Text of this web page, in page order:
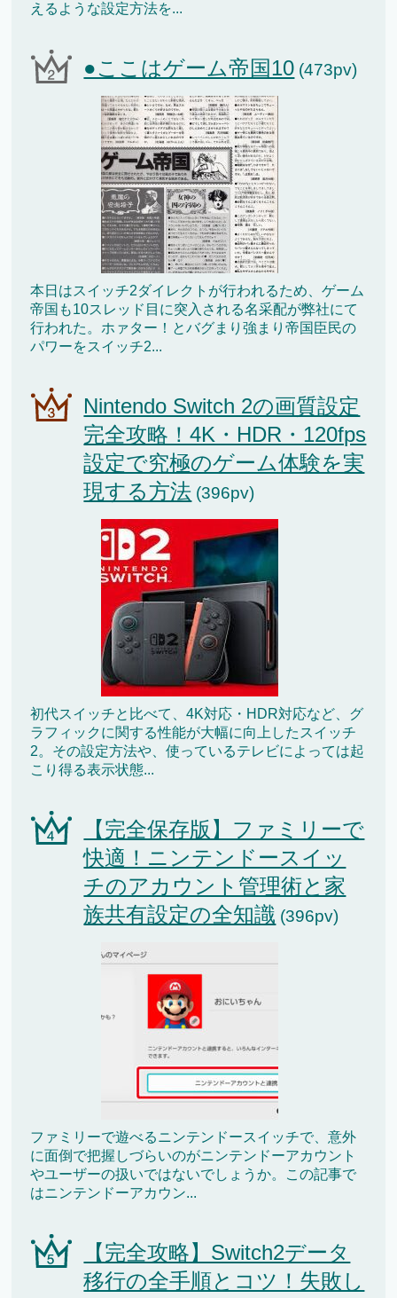
えるような設定方法を...
●ここはゲーム帝国10 (473pv)
本日はスイッチ2ダイレクトが行われるため、ゲーム
帝国も10スレッド目に突入される名采配が弊社にて
行われた。ホァター！とバグまり強まり帝国臣民の
パワーをスイッチ2...
Nintendo Switch 2の画質設定
完全攻略！4K・HDR・120fps
設定で究極のゲーム体験を実
現する方法 (396pv)
初代スイッチと比べて、4K対応・HDR対応など、グ
ラフィックに関する性能が大幅に向上したスイッチ
2。その設定方法や、使っているテレビによっては起
こり得る表示状態...
【完全保存版】ファミリーで
快適！ニンテンドースイッ
チのアカウント管理術と家
族共有設定の全知識 (396pv)
ファミリーで遊べるニンテンドースイッチで、意外
に面倒で把握しづらいのがニンテンドーアカウント
やユーザーの扱いではないでしょうか。この記事で
はニンテンドーアカウン...
【完全攻略】Switch2データ
移行の全手順とコツ！失敗し